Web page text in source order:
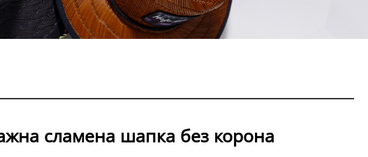
сламена шапка без корона